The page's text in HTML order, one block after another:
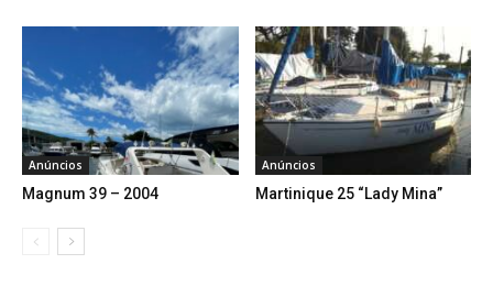
Anúncios
Magnum 39 – 2004
Anúncios
Martinique 25 “Lady Mina”